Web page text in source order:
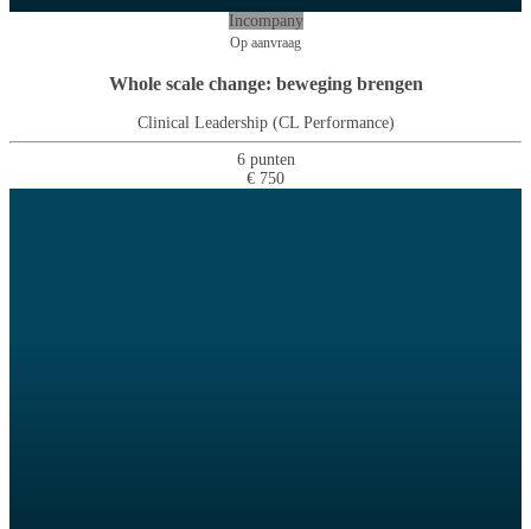
Incompany
Op aanvraag
Whole scale change: beweging brengen
Clinical Leadership (CL Performance)
6 punten
€ 750